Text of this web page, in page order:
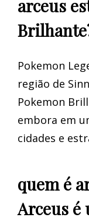
arceus
Pokemon
região de
Pokemon
embora em
cidades e
quem é
Arceus é